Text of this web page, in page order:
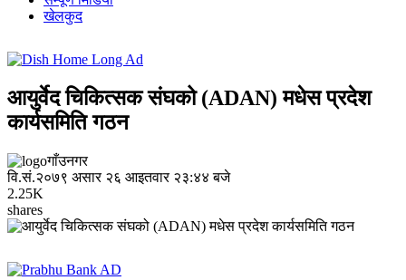
खेलकुद
आयुर्वेद चिकित्सक संघको (ADAN) मधेस प्रदेश
कार्यसमिति गठन
गाँउनगर
वि.सं.२०७९ असार २६ आइतवार २३:४४ बजे
2.25K
shares